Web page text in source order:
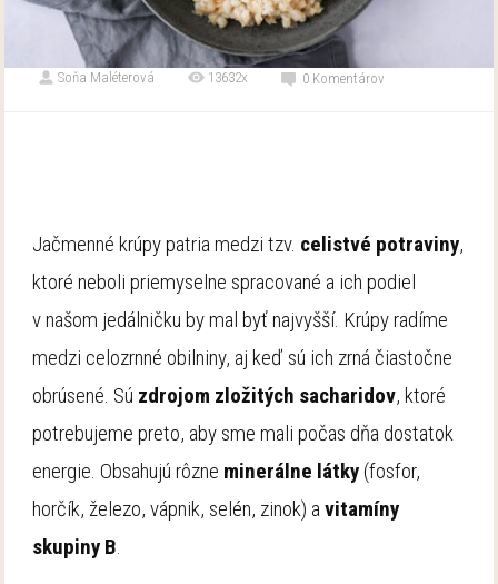
Soňa Maléterová 13632x 0 Komentárov
Jačmenné krúpy patria medzi tzv. celistvé potraviny,
ktoré neboli priemyselne spracované a ich podiel
v našom jedálničku by mal byť najvyšší. Krúpy radíme
medzi celozrnné obilniny, aj keď sú ich zrná čiastočne
obrúsené. Sú zdrojom zložitých sacharidov, ktoré
potrebujeme preto, aby sme mali počas dňa dostatok
energie. Obsahujú rôzne minerálne látky (fosfor,
horčík, železo, vápnik, selén, zinok) avitamíny
skupiny B.